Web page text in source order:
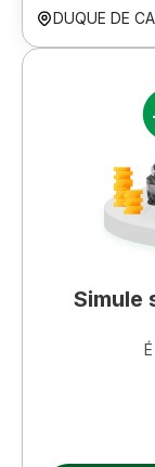
DUQUE DE
Simule